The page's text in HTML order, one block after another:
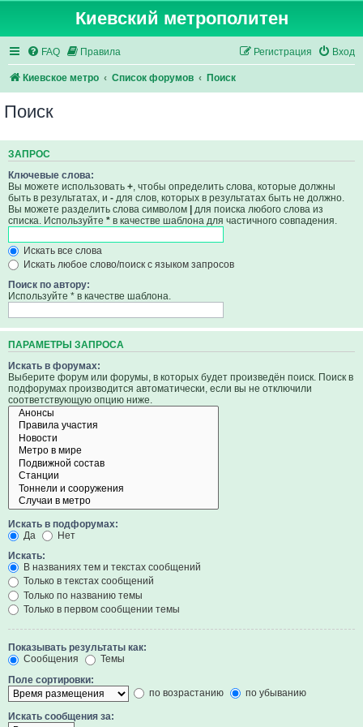
Киевский метрополитен
FAQ Правила Вход
Регистрация
Киевское метро Список форумов Поиск
Поиск
ЗАПРОС
Ключевые слова:
Вы можете использовать + , чтобы определить слова, которые должны
быть в результатах, и - для слов, которых в результатах быть не должно.
Вы можете разделить слова символом | для поиска любого слова из
списка. Используйте * в качестве шаблона для частичного совпадения.
Искать все слова
Искать любое слово/поиск с языком запросов
Поиск по автору:
Используйте * в качестве шаблона.
ПАРАМЕТРЫ ЗАПРОСА
Искать в форумах:
Выберите форум или форумы, в которых будет произведён поиск. Поиск в
подфорумах производится автоматически, если вы не отключили
соответствующую опцию ниже.
Искать в подфорумах:
Да
Нет
Искать:
В названиях тем и текстах сообщений
Только в текстах сообщений
Только по названию темы
Только в первом сообщении темы
Показывать результаты как:
Сообщения
Темы
Поле сортировки:
по возрастанию
по убыванию
Искать сообщения за: